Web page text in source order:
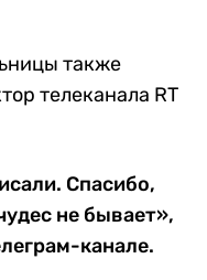
также
телеканала RT
Спасибо,
не бывает»,
канале.